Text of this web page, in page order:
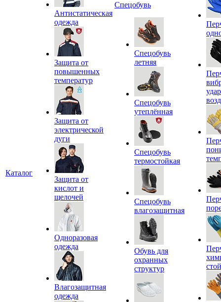
Каталог
Антистатическая
одежда
Защита от
повышенных
температур
Защита от
электрической
дуги
Защита от
кислот и
щелочей
Одноразовая
одежда
Влагозащитная
одежда
Спецобувь
Спецобувь
летняя
Спецобувь
утеплённая
Спецобувь
термостойкая
Спецобувь
влагозащитная
Обувь для
охранных
структур